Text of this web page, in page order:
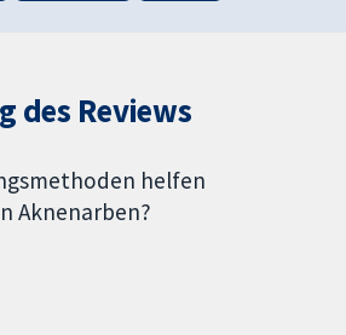
des Reviews
helfen
Aknenarben?